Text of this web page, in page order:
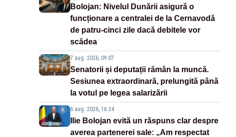
Bolojan: Nivelul Dunării asigură o
funcționare a centralei de la Cernavodă
de patru-cinci zile dacă debitele vor
scădea
7 aug. 2026, 09:07
Senatorii și deputații rămân la muncă.
Sesiunea extraordinară, prelungită până
la votul pe legea salarizării
6 aug. 2026, 16:34
Ilie Bolojan evită un răspuns clar despre
averea partenerei sale: „Am respectat